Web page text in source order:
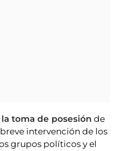
la toma de posesión de
intervención de los
grupos políticos y el